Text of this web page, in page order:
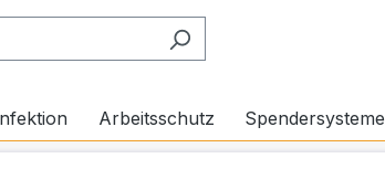
Arbeitsschutz Spendersysteme